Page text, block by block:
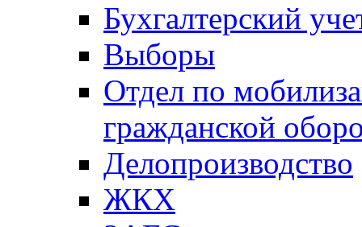
Бухгалтерский
Выборы
Отдел по
гражданской
Делопроизводство
ЖКХ